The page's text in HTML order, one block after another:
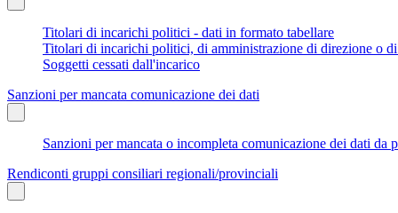
Titolari di incarichi politici - dati in formato tabellare
Titolari di incarichi politici, di amministrazione di direzione o
Soggetti cessati dall'incarico
Sanzioni per mancata comunicazione dei dati
Sanzioni per mancata o incompleta comunicazione dei dati
Rendiconti gruppi consiliari regionali/provinciali